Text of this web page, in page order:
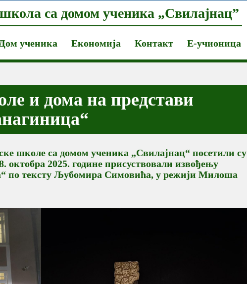
са домом ученика „Свилајнац”
Дом ученика Економија Контакт Е-учионица
и дома на представи
школе са домом ученика „Свилајнац“ посетили су
октобра 2025. године присуствовали извођењу
по тексту Љубомира Симовића, у режији Милоша